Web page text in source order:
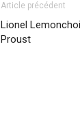
Article précédent
Lionel
Proust